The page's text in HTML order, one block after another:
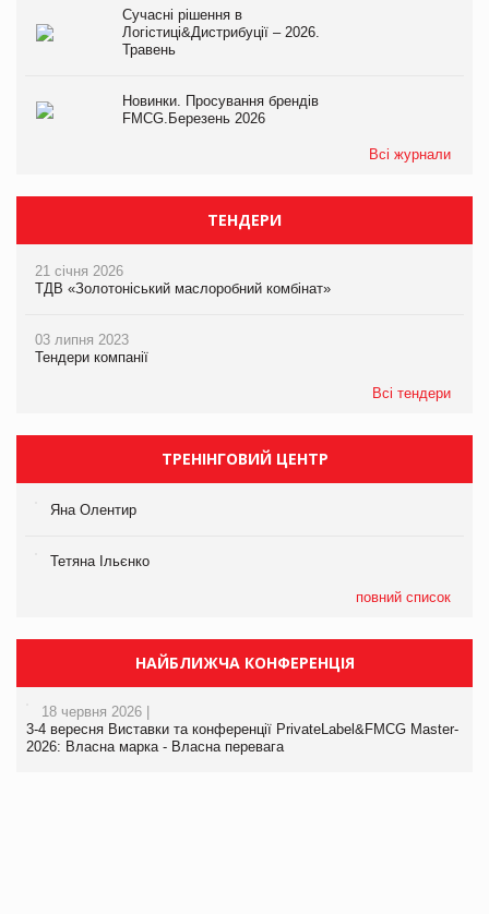
Сучасні рішення в
Логістиці&Дистрибуції – 2026.
Травень
Новинки. Просування брендів
FMCG.Березень 2026
Всі журнали
ТЕНДЕРИ
21 січня 2026
ТДВ «Золотоніський маслоробний комбінат»
03 липня 2023
Тендери компанії
Всі тендери
ТРЕНІНГОВИЙ ЦЕНТР
Яна Олентир
Тетяна Ільєнко
повний список
НАЙБЛИЖЧА КОНФЕРЕНЦІЯ
18 червня 2026 |
3-4 вересня Виставки та конференції PrivateLabel&FMCG Master-
2026: Власна марка - Власна перевага